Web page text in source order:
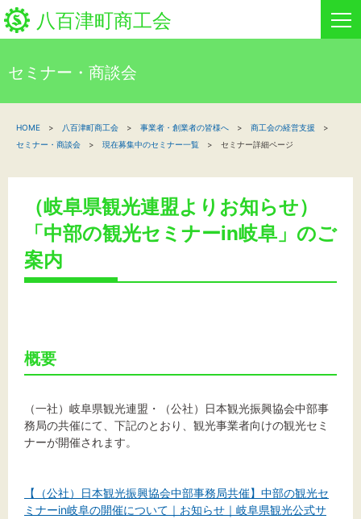
八百津町商工会
新着情報
関係機関の方へ
八百津町商工会について
イベント情報
セミナー・商談会
HOME 八百津町商工会 事業者・創業者の皆様へ
商工会の経営支援
セミナー・商談会
現在募集中のセミナー一覧 セミナー詳細ページ
（岐阜県観光連盟よりお知らせ）
「中部の観光セミナーin岐阜」のご
案内
概要
（一社）岐阜県観光連盟・（公社）日本観光振興協会中部事
務局の共催にて、下記のとおり、観光事業者向けの観光セミ
ナーが開催されます。
【（公社）日本観光振興協会中部事務局共催】中部の観光セ
ミナーin岐阜の開催について｜お知らせ｜岐阜県観光公式サ